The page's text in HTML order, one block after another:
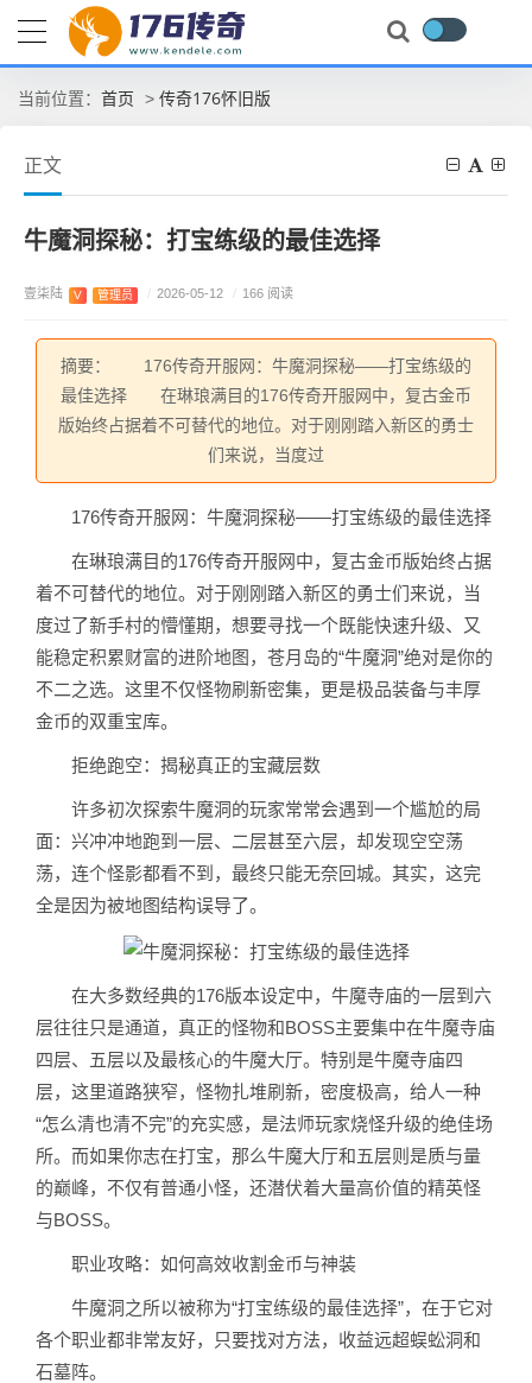
当前位置： 首页 > 传奇176怀旧版
正文
牛魔洞探秘：打宝练级的最佳选择
壹柒陆 V 管理员 / 2026-05-12 / 166 阅读
摘要： 176传奇开服网：牛魔洞探秘——打宝练级的
最佳选择 在琳琅满目的176传奇开服网中，复古金币
版始终占据着不可替代的地位。对于刚刚踏入新区的勇士
们来说，当度过
176传奇开服网：牛魔洞探秘——打宝练级的最佳选择
在琳琅满目的176传奇开服网中，复古金币版始终占据
着不可替代的地位。对于刚刚踏入新区的勇士们来说，当
度过了新手村的懵懂期，想要寻找一个既能快速升级、又
能稳定积累财富的进阶地图，苍月岛的“牛魔洞”绝对是你的
不二之选。这里不仅怪物刷新密集，更是极品装备与丰厚
金币的双重宝库。
️拒绝跑空：揭秘真正的宝藏层数
许多初次探索牛魔洞的玩家常常会遇到一个尴尬的局
面：兴冲冲地跑到一层、二层甚至六层，却发现空空荡
荡，连个怪影都看不到，最终只能无奈回城。其实，这完
全是因为被地图结构误导了。
在大多数经典的176版本设定中，牛魔寺庙的一层到六
层往往只是通道，真正的怪物和BOSS主要集中在牛魔寺庙
四层、五层以及最核心的牛魔大厅。特别是牛魔寺庙四
层，这里道路狭窄，怪物扎堆刷新，密度极高，给人一种
“怎么清也清不完”的充实感，是法师玩家烧怪升级的绝佳场
所。而如果你志在打宝，那么牛魔大厅和五层则是质与量
的巅峰，不仅有普通小怪，还潜伏着大量高价值的精英怪
与BOSS。
职业攻略：如何高效收割金币与神装
牛魔洞之所以被称为“打宝练级的最佳选择”，在于它对
各个职业都非常友好，只要找对方法，收益远超蜈蚣洞和
石墓阵。